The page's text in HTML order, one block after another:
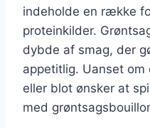
indeholde en række
proteinkilder.
dybde af smag, der
appetitlig. Uanset om
eller blot ønsker at
med